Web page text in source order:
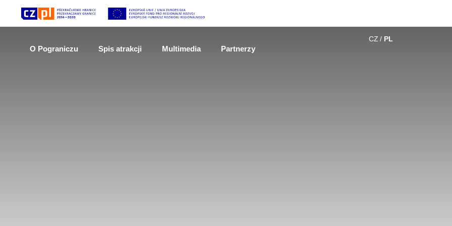
O Pograniczu Spis atrakcji Multimedia Partnerzy
CZ PL